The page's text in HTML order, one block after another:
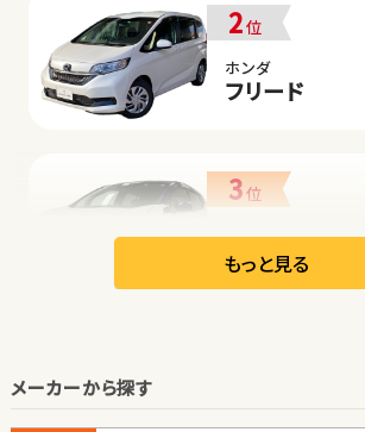
2位
ホンダ
フリード
3位
日産
リーフ
1位
もっと見る
メーカーから探す